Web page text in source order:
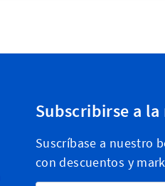
Subscribirse a
Suscríbase a nuestro
con descuentos y